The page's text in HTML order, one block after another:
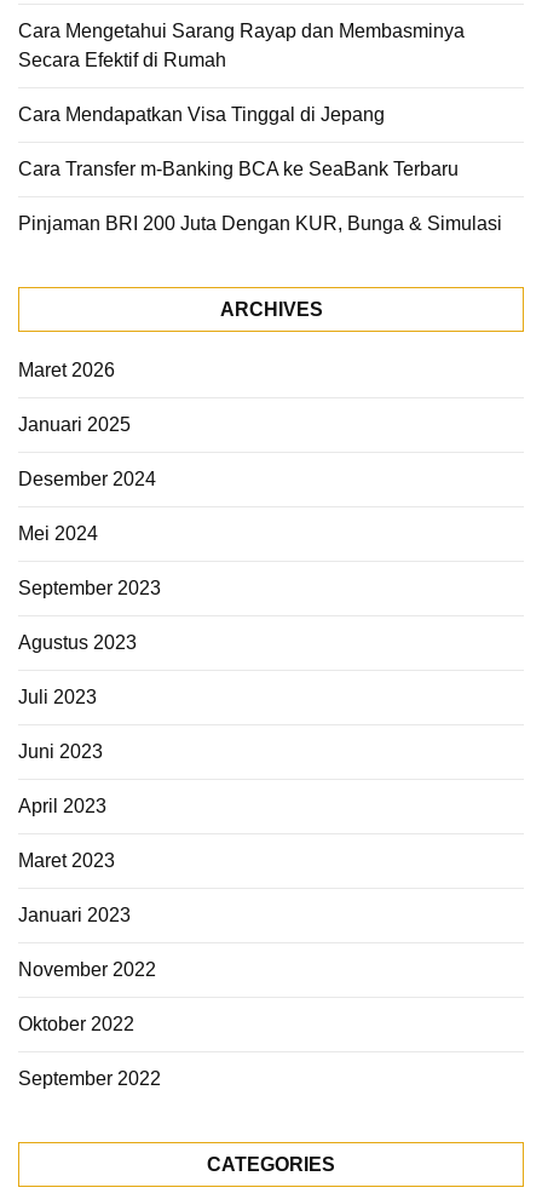
Cara Mengetahui Sarang Rayap dan Membasminya
Secara Efektif di Rumah
Cara Mendapatkan Visa Tinggal di Jepang
Cara Transfer m-Banking BCA ke SeaBank Terbaru
Pinjaman BRI 200 Juta Dengan KUR, Bunga & Simulasi
ARCHIVES
Maret 2026
Januari 2025
Desember 2024
Mei 2024
September 2023
Agustus 2023
Juli 2023
Juni 2023
April 2023
Maret 2023
Januari 2023
November 2022
Oktober 2022
September 2022
CATEGORIES